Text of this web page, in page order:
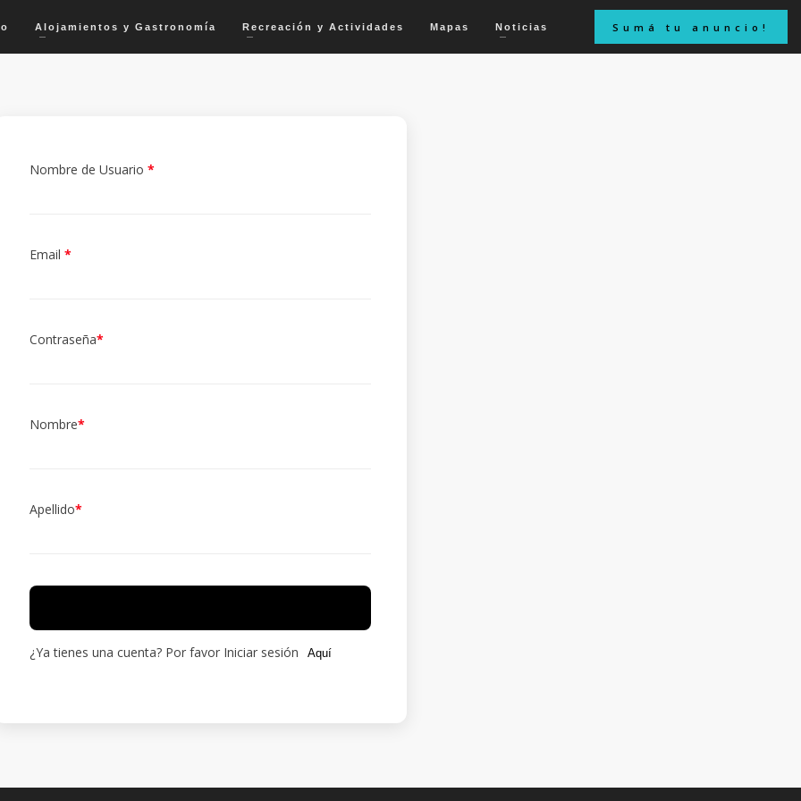
Alojamientos y Gastronomía Recreación y Actividades Mapas Noticias Sumá tu anuncio!
Nombre de Usuario *
Email *
Contraseña*
Nombre*
Apellido*
¿Ya tienes una cuenta? Por favor Iniciar sesión Aquí